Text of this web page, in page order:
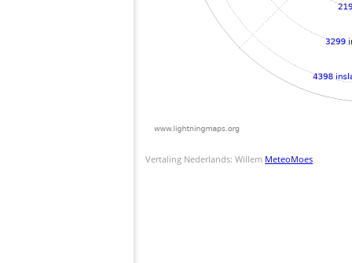
Vertaling Nederlands: Willem MeteoMoes